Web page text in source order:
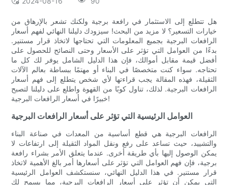
هل تتطلع إلى الاستثمار في رافعة برجية ولكنك تشعر بالإرهاق من
خيارات التسعير؟ لا مزيد من البحث! سيزودك دليلنا النهائي لفهم أسعار
الرافعات البرجية بجميع المعلومات التي تحتاجها لاتخاذ قرار مستنير.
بدءًا من العوامل التي تؤثر على الأسعار وحتى النصائح للحصول على
أفضل قيمة مقابل أموالك، فإن هذا الدليل الشامل يوفر لك كل ما
تحتاجه. سواء كنت متخصصًا في البناء أو مهتمًا ببساطة بعالم الآلات
الثقيلة، فهذه المقالة يجب قراءتها لأي شخص يتطلع إلى فهم أسعار
الرافعات البرجية. لذلك، تناول كوبًا من القهوة واطلع على دليلنا لتصبح
خبيرًا في أسعار الرافعات البرجية!
العوامل الرئيسية التي تؤثر على أسعار الرافعات البرجية
الرافعات البرجية هي قطع أساسية من المعدات في صناعة البناء
والتشييد، حيث تساعد على رفع ونقل المواد الثقيلة إلى ارتفاعات لا
يمكن الوصول إليها بأي طريقة أخرى. عندما يتعلق الأمر بشراء رافعة
برجية، فإن فهم العوامل التي تؤثر على أسعارها أمر بالغ الأهمية لاتخاذ
قرار مستنير. في هذا الدليل النهائي، سنستكشف العوامل الرئيسية
التي يمكن أن تؤثر على أسعار الرافعات البرجية، مما يسمح لك